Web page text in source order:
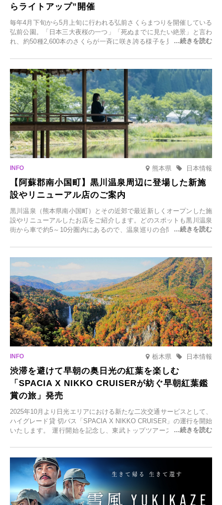
らライトアップ”開催
毎年4月下旬から5月上旬に行われる弘前さくらまつりを開催している
弘前公園。「日本三大夜桜の一つ」「死ぬまでに見たい絶景」と言わ
れ、約50種2,600本のさくらが一斉に咲き誇る様子を見に、世界中か
日(月)～2026年2月28日(土)の期間、「冬に咲くさくらライトアップ」
を開催します。
熊本県 日本情報
【阿蘇郡南小国町】黒川温泉周辺に登場した新施
設やリニューアル店のご案内
黒川温泉（熊本県南小国町）とその近郊で最近新しくオープンした施
設やリニューアルしたお店をご紹介します。どのスポットも黒川温泉
街から車で約5～10分圏内にあるので、温泉巡りの合間に気軽に立ち
元食材にこだわったレストランなど、多彩な魅力が満載です。黒川温
泉の新たな楽しみとしてチェックしてみてください。
栃木県 日本情報
渋滞を避けて早朝の奥日光の紅葉を楽しむ
「SPACIA X NIKKO CRUISERが紡ぐ早朝紅葉鑑
賞の旅」発売
2025年10月より日光エリアにおける新たな二次交通サービスとして、
ハイグレード貸 切バス「SPACIA X NIKKO CRUISER」の運行を開始
いたします。 運行開始を記念し、東武トップツアーズ株式会社では
2025年9月12日(金)より発売いたします。